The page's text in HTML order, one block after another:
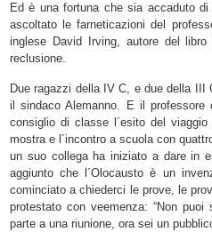
Ed è una fortuna che sia accaduto
ascoltato le farneticazioni del
inglese David Irving, autore del
reclusione.
Due ragazzi della IV C, e due della III
il sindaco Alemanno. E il
consiglio di classe l´esito del
mostra e l´incontro a scuola con
un suo collega ha iniziato a dare in
aggiunto che l´Olocausto è un
cominciato a chiederci le prove, le
protestato con veemenza: “Non
parte a una riunione, ora sei un